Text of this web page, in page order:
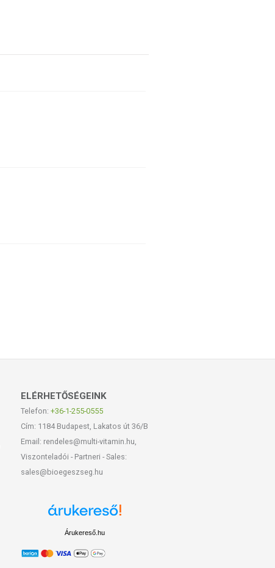
ELÉRHETŐSÉGEINK
Telefon: +36-1-255-0555
Cím: 1184 Budapest, Lakatos út 36/B
Email: rendeles@multi-vitamin.hu,
Viszonteladói - Partneri - Sales:
sales@bioegeszseg.hu
Árukereső.hu